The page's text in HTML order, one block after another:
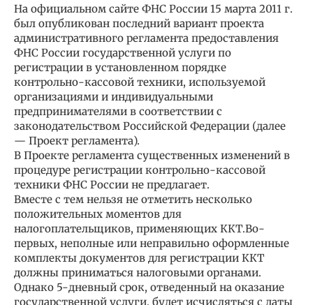
На официальном сайте ФНС России 15 марта 2011 г.
был опубликован последний вариант проекта
административного регламента предоставления
ФНС России государственной услуги по
регистрации в установленном порядке
контрольно-кассовой техники, используемой
организациями и индивидуальными
предпринимателями в соответствии с
законодательством Российской Федерации (далее
— Проект регламента).
В Проекте регламента существенных изменений в
процедуре регистрации контрольно-кассовой
техники ФНС России не предлагает.
Вместе с тем нельзя не отметить несколько
положительных моментов для
налогоплательщиков, применяющих ККТ.Во-
первых, неполные или неправильно оформленные
комплекты документов для регистрации ККТ
должны приниматься налоговыми органами.
Однако 5-дневный срок, отведенный на оказание
государственной услуги, будет исчисляться с даты